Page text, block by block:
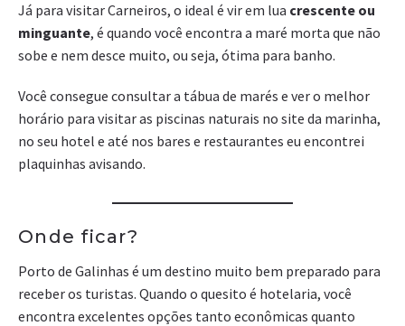
Já para visitar Carneiros, o ideal é vir em lua crescente ou
minguante, é quando você encontra a maré morta que não
sobe e nem desce muito, ou seja, ótima para banho.
Você consegue consultar a tábua de marés e ver o melhor
horário para visitar as piscinas naturais no site da marinha,
no seu hotel e até nos bares e restaurantes eu encontrei
plaquinhas avisando.
Onde ficar?
Porto de Galinhas é um destino muito bem preparado para
receber os turistas. Quando o quesito é hotelaria, você
encontra excelentes opções tanto econômicas quanto